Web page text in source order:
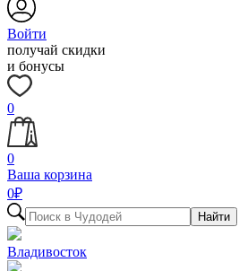
Войти
получай скидки
и бонусы
0
0
Ваша корзина
0₽
Найти
Владивосток